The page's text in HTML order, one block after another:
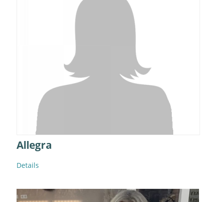
Allegra
Details